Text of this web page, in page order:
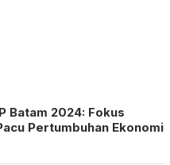
Batam 2024: Fokus
Pertumbuhan Ekonomi